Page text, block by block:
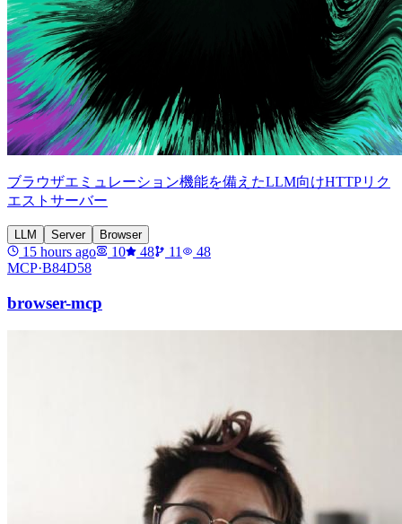
ブラウザエミュレーション機能を備えたLLM向けHTTPリク
エストサーバー
LLM Server Browser
15 hours ago 10 48 11
48
MCP·B84D58
browser-mcp